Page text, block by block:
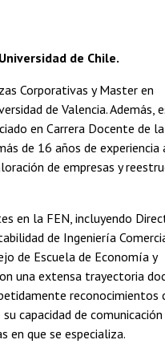
de Chile.
Corporativas y Master en
de Valencia. Además,
en Carrera Docente de
de 16 años de experiencia
de empresas y
en la FEN, incluyendo
de Ingeniería
de Escuela de Economía y
una extensa trayectoria
reconocimientos
capacidad de comunicación
en que se especializa.